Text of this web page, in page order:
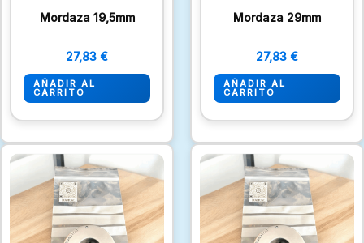
Mordaza 19,5mm
27,83 €
AÑADIR AL
CARRITO
Mordaza 29mm
27,83 €
AÑADIR AL
CARRITO